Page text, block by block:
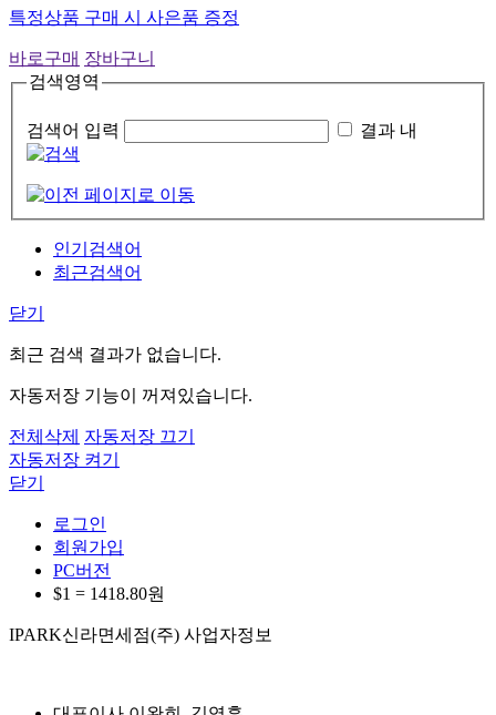
특정상품 구매 시 사은품 증정
바로구매 장바구니
검색영역
검색어 입력 결과 내
인기검색어
최근검색어
닫기
최근 검색 결과가 없습니다.
자동저장 기능이 꺼져있습니다.
전체삭제 자동저장 끄기
자동저장 켜기
닫기
로그인
회원가입
PC버전
$1 = 1418.80원
IPARK신라면세점(주) 사업자정보